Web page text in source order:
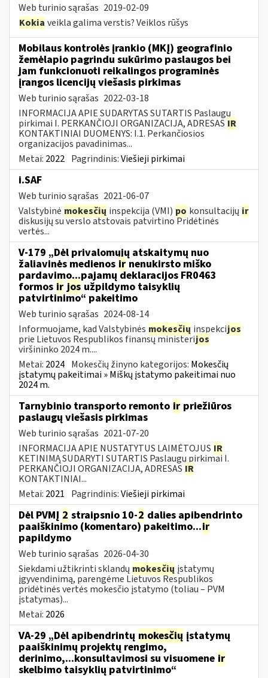
Web turinio sąrašas 2019-02-09
Kokia veikla galima verstis? Veiklos rūšys
Mobilaus kontrolės įrankio (MKĮ) geografinio
žemėlapio pagrindu sukūrimo paslaugos bei
jam funkcionuoti reikalingos programinės
įrangos licencijų viešasis pirkimas
Web turinio sąrašas 2022-03-18
INFORMACIJA APIE SUDARYTAS SUTARTIS Paslaugų
pirkimai I. PERKANČIOJI ORGANIZACIJA, ADRESAS IR
KONTAKTINIAI DUOMENYS: I.1. Perkančiosios
organizacijos pavadinimas...
Metai: 2022 Pagrindinis:Viešieji pirkimai
i.SAF
Web turinio sąrašas 2021-06-07
Valstybinė mokesčių inspekcija (VMI) po konsultacijų ir
diskusijų su verslo atstovais patvirtino Pridėtinės
vertės...
V-179 „Dėl privalomųjų atskaitymų nuo
žaliavinės medienos ir nenukirsto miško
pardavimo...pajamų deklaracijos FR0463
formos ir jos užpildymo taisyklių
patvirtinimo“ pakeitimo
Web turinio sąrašas 2024-08-14
Informuojame, kad Valstybinės mokesčių inspekcijos
prie Lietuvos Respublikos finansų ministerijos
viršininko 2024 m....
Metai: 2024 Mokesčių žinyno kategorijos: Mokesčių
įstatymų pakeitimai » Miškų įstatymo pakeitimai nuo
2024 m.
Tarnybinio transporto remonto ir priežiūros
paslaugų viešasis pirkimas
Web turinio sąrašas 2021-07-20
INFORMACIJA APIE NUSTATYTUS LAIMĖTOJUS IR
KETINIMĄ SUDARYTI SUTARTIS Paslaugų pirkimai I.
PERKANČIOJI ORGANIZACIJA, ADRESAS IR
KONTAKTINIAI...
Metai: 2021 Pagrindinis:Viešieji pirkimai
Dėl PVMĮ 2 straipsnio 10-2 dalies apibendrinto
paaiškinimo (komentaro) pakeitimo...ir
papildymo
Web turinio sąrašas 2026-04-30
Siekdami užtikrinti sklandų mokesčių įstatymų
įgyvendinimą, parengėme Lietuvos Respublikos
pridėtinės vertės mokesčio įstatymo (toliau – PVM
įstatymas)...
Metai: 2026
VA-29 „Dėl apibendrintų mokesčių įstatymų
paaiškinimų projektų rengimo,
derinimo,...konsultavimosi su visuomene ir
skelbimo taisyklių patvirtinimo“